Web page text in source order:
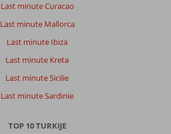
Last minute Curacao
Last minute Mallorca
Last minute Ibiza
Last minute Kreta
Last minute Sicilie
Last minute Sardinie
TOP 10 TURKIJE